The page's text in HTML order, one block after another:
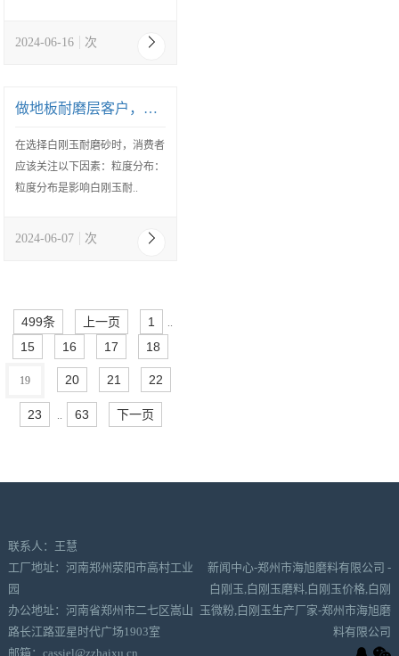
2024-06-16 次
做地板耐磨层客户，需要注意的白刚玉研磨砂
在选择白刚玉耐磨砂时，消费者
应该关注以下因素：粒度分布：
粒度分布是影响白刚玉耐..
2024-06-07 次
499条 上一页 1 ..
15 16 17 18
19 20 21 22
23 .. 63 下一页
联系人：王慧
工厂地址：河南郑州荥阳市高村工业
园
办公地址：河南省郑州市二七区嵩山
路长江路亚星时代广场1903室
邮箱：cassiel@zzhaixu.cn
新闻中心-郑州市海旭磨料有限公司 -
白刚玉,白刚玉磨料,白刚玉价格,白刚
玉微粉,白刚玉生产厂家-郑州市海旭磨
料有限公司